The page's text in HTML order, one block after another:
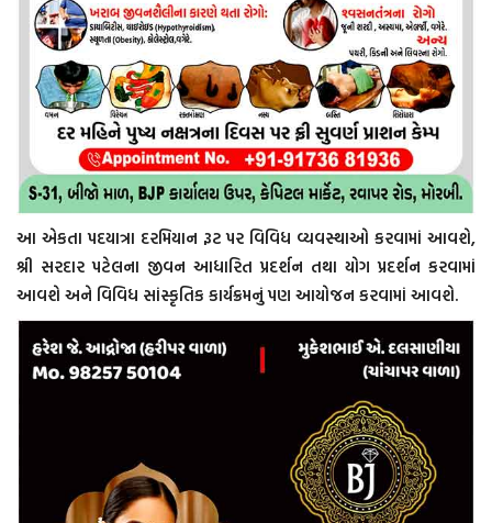
આ એકતા પદયાત્રા દરમિયાન રૂટ પર વિવિધ વ્યવસ્થાઓ કરવામાં આવશે,
શ્રી સરદાર પટેલના જીવન આધારિત પ્રદર્શન તથા યોગ પ્રદર્શન કરવામાં
આવશે અને વિવિધ સાંસ્કૃતિક કાર્યક્રમનું પણ આયોજન કરવામાં આવશે.